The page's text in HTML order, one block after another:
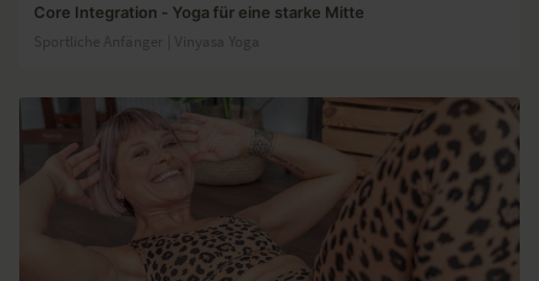
Core Integration - Yoga für eine starke Mitte
Sportliche Anfänger | Vinyasa Yoga